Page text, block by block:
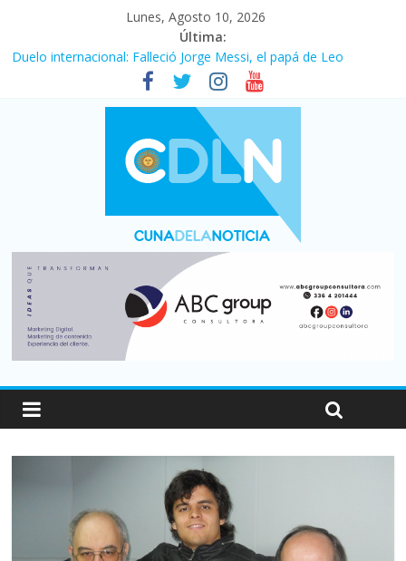
Lunes, Agosto 10, 2026
Última:
Duelo internacional: Falleció Jorge Messi, el papá de Leo
El consumo sigue frenado: las ventas minoristas cayeron 3,8 en
julio y acumulan siete meses en baja
Newell’s cayó 2 a 1 ante Defensa y Justicia en Florencio Varela
por la cuarta fecha del Clausura
El agro argentino logró un récord histórico de exportaciones en
el primer semestre de 2026
La construcción cayó 4,1% en junio y registró su cuarta baja del